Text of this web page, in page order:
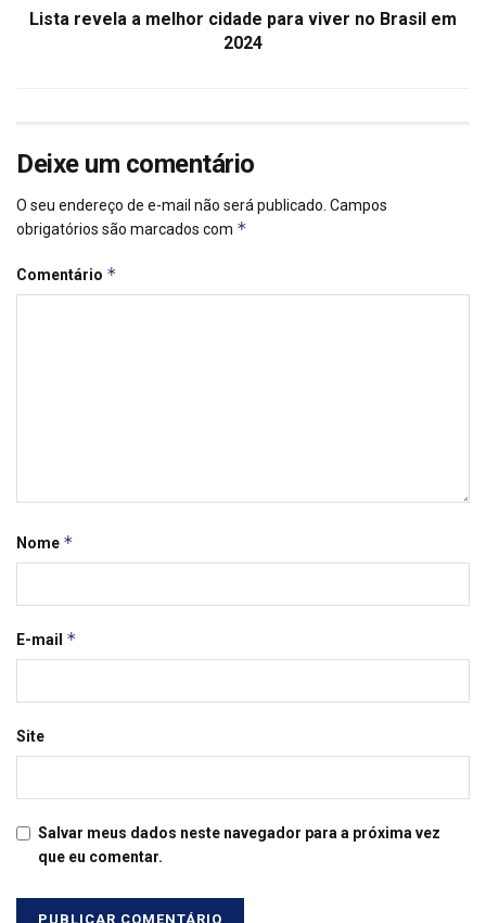
Lista revela a melhor cidade para viver no Brasil em
2024
Deixe um comentário
O seu endereço de e-mail não será publicado. Campos
obrigatórios são marcados com *
Comentário *
Nome *
E-mail *
Site
Salvar meus dados neste navegador para a próxima vez
que eu comentar.